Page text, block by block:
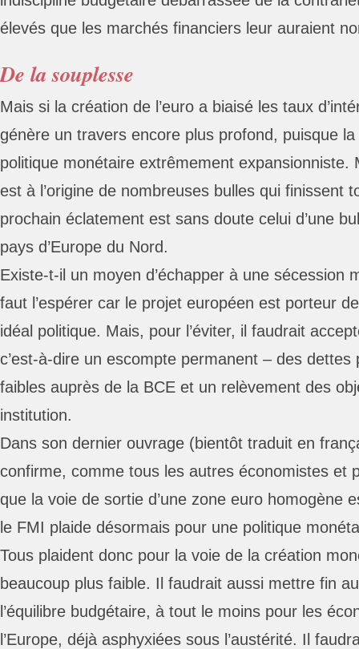
élevés que les marchés financiers leur auraient
De la souplesse
Mais si la création de l’euro a biaisé les taux
génère un travers encore plus profond, puisque
politique monétaire extrêmement expansionniste.
est à l’origine de nombreuses bulles qui finissent
prochain éclatement est sans doute celui d’une
pays d’Europe du Nord.
Existe-t-il un moyen d’échapper à une sécession
faut l’espérer car le projet européen est porteur
idéal politique. Mais, pour l’éviter, il faudrait
c’est-à-dire un escompte permanent – des dettes
faibles auprès de la BCE et un relèvement des
institution.
Dans son dernier ouvrage (bientôt traduit en
confirme, comme tous les autres économistes et
que la voie de sortie d’une zone euro homogène
le FMI plaide désormais pour une politique
Tous plaident donc pour la voie de la création
beaucoup plus faible. Il faudrait aussi mettre fin
l’équilibre budgétaire, à tout le moins pour les
l’Europe, déjà asphyxiées sous l’austérité. Il